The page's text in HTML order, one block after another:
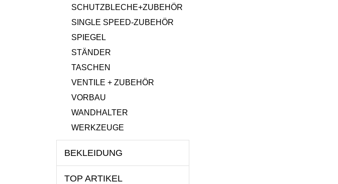
SCHUTZBLECHE+ZUBEHÖR
SINGLE SPEED-ZUBEHÖR
SPIEGEL
STÄNDER
TASCHEN
VENTILE + ZUBEHÖR
VORBAU
WANDHALTER
WERKZEUGE
BEKLEIDUNG
TOP ARTIKEL